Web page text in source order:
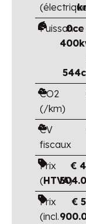
Puissance
CO2
(/km)
CV
fiscaux
Prix
(HTVA)
€
Prix
(incl.
€